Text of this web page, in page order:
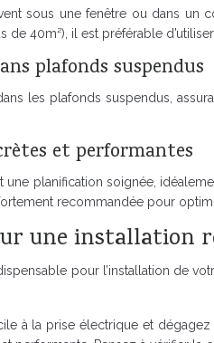
sous une fenêtre ou dans
de 40m²), il est préférable
plafonds suspendus
les plafonds suspendus,
et performantes
une planification soignée,
recommandée pour
une installation
pour l’installation de
à la prise électrique et